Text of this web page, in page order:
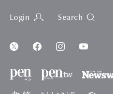
Login Search